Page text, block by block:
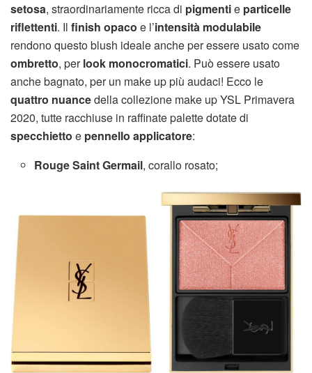
setosa, straordinariamente ricca di pigmentie particelle
riflettenti. Il finish opaco e l’intensità modulabile
rendono questo blush ideale anche per essere usato come
ombretto, perlook monocromatici. Può essere usato
anche bagnato, per un make up più audaci! Ecco le
quattro nuancedella collezione make up YSL Primavera
2020, tutte racchiuse in raffinate palette dotate di
specchietto e pennello applicatore:
Rouge Saint Germail, corallo rosato;